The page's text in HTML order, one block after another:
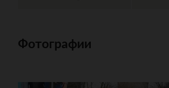
Фотографии